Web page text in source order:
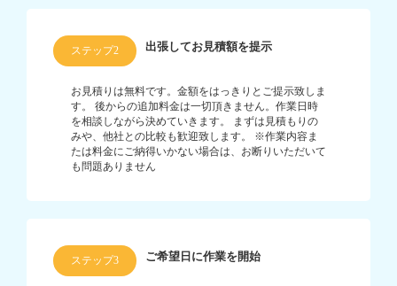
ステップ2 出張してお見積額を提示
お見積りは無料です。金額をはっきりとご提示致しま
す。 後からの追加料金は一切頂きません。作業日時
を相談しながら決めていきます。 まずは見積もりの
みや、他社との比較も歓迎致します。 ※作業内容ま
たは料金にご納得いかない場合は、お断りいただいて
も問題ありません
ステップ3 ご希望日に作業を開始